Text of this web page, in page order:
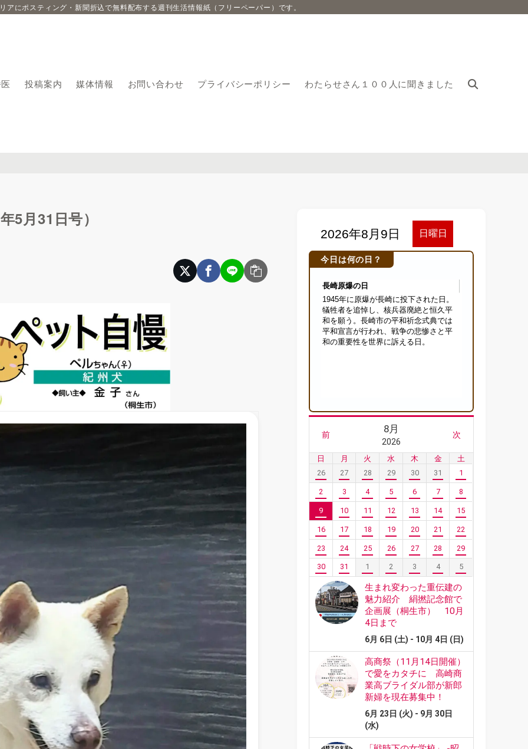
にポスティング・新聞折込で無料配布する週刊生活情報紙（フリーペーパー）です。
投稿案内 媒体情報 お問い合わせ プライバシーポリシー わたらせさん１００人に聞きました
5月31日号）
今日は何の日？